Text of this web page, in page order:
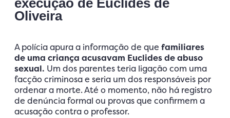
execução de Euclides de
Oliveira
A polícia apura a informação de que familiares
de uma criança acusavam Euclides de abuso
sexual. Um dos parentes teria ligação com uma
facção criminosa e seria um dos responsáveis por
ordenar a morte. Até o momento, não há registro
de denúncia formal ou provas que confirmem a
acusação contra o professor.